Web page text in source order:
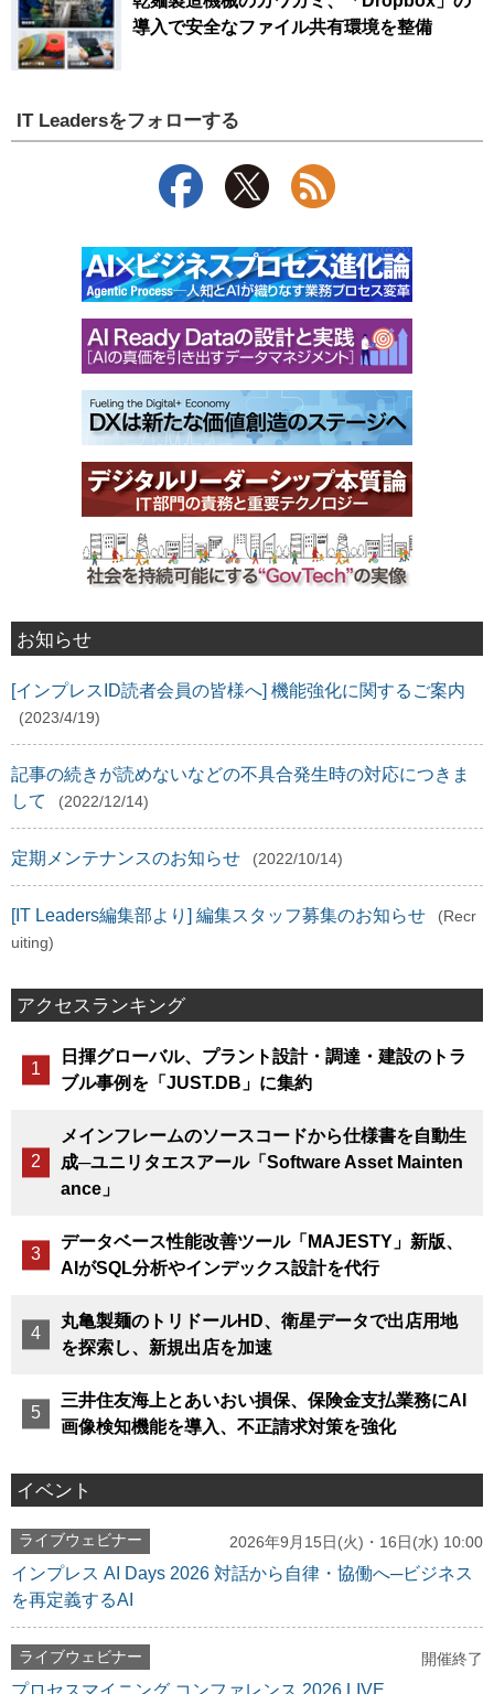
導入で安全なファイル共有環境を整備
IT Leadersをフォローする
お知らせ
[インプレスID読者会員の皆様へ] 機能強化に関するご案内
(2023/4/19)
記事の続きが読めないなどの不具合発生時の対応につきま
して
(2022/12/14)
定期メンテナンスのお知らせ (2022/10/14)
[IT Leaders編集部より] 編集スタッフ募集のお知らせ
(Recr
uiting)
アクセスランキング
日揮グローバル、プラント設計・調達・建設のトラ
ブル事例を「JUST.DB」に集約
メインフレームのソースコードから仕様書を自動生
成─ユニリタエスアール「Software Asset Mainten
ance」
データベース性能改善ツール「MAJESTY」新版、
AIがSQL分析やインデックス設計を代行
丸亀製麺のトリドールHD、衛星データで出店用地
を探索し、新規出店を加速
三井住友海上とあいおい損保、保険金支払業務にAI
画像検知機能を導入、不正請求対策を強化
イベント
ライブウェビナー 2026年9月15日(火)・16日(水) 10:00
インプレス AI Days 2026 対話から自律・協働へ─ビジネス
を再定義するAI
ライブウェビナー 開催終了
プロセスマイニング コンファレンス 2026 LIVE